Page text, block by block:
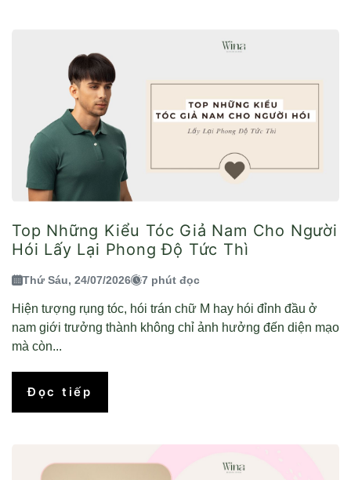
Top Những Kiểu Tóc Giả Nam Cho Người
Hói Lấy Lại Phong Độ Tức Thì
Thứ Sáu, 24/07/2026 7 phút đọc
Hiện tượng rụng tóc, hói trán chữ M hay hói đỉnh đầu ở
nam giới trưởng thành không chỉ ảnh hưởng đến diện mạo
mà còn...
Đọc tiếp